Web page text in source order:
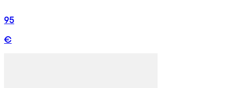
95
€